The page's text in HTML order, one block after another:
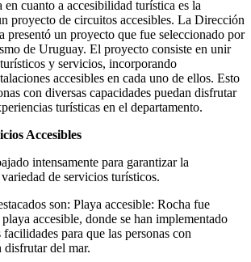
en cuanto a accesibilidad turística es la
proyecto de circuitos accesibles. La Dirección
presentó un proyecto que fue seleccionado por
de Uruguay. El proyecto consiste en unir
y servicios, incorporando
accesibles en cada uno de ellos. Esto
con diversas capacidades puedan disfrutar
turísticas en el departamento.
Accesibles
intensamente para garantizar la
de servicios turísticos.
son: Playa accesible: Rocha fue
accesible, donde se han implementado
para que las personas con
disfrutar del mar.